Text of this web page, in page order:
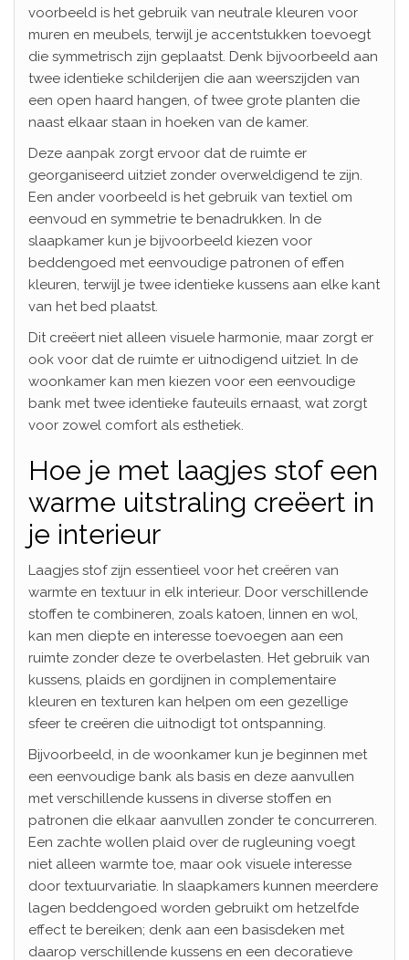
voorbeeld is het gebruik van neutrale kleuren voor
muren en meubels, terwijl je accentstukken toevoegt
die symmetrisch zijn geplaatst. Denk bijvoorbeeld aan
twee identieke schilderijen die aan weerszijden van
een open haard hangen, of twee grote planten die
naast elkaar staan in hoeken van de kamer.
Deze aanpak zorgt ervoor dat de ruimte er
georganiseerd uitziet zonder overweldigend te zijn.
Een ander voorbeeld is het gebruik van textiel om
eenvoud en symmetrie te benadrukken. In de
slaapkamer kun je bijvoorbeeld kiezen voor
beddengoed met eenvoudige patronen of effen
kleuren, terwijl je twee identieke kussens aan elke kant
van het bed plaatst.
Dit creëert niet alleen visuele harmonie, maar zorgt er
ook voor dat de ruimte er uitnodigend uitziet. In de
woonkamer kan men kiezen voor een eenvoudige
bank met twee identieke fauteuils ernaast, wat zorgt
voor zowel comfort als esthetiek.
Hoe je met laagjes stof een
warme uitstraling creëert in
je interieur
Laagjes stof zijn essentieel voor het creëren van
warmte en textuur in elk interieur. Door verschillende
stoffen te combineren, zoals katoen, linnen en wol,
kan men diepte en interesse toevoegen aan een
ruimte zonder deze te overbelasten. Het gebruik van
kussens, plaids en gordijnen in complementaire
kleuren en texturen kan helpen om een gezellige
sfeer te creëren die uitnodigt tot ontspanning.
Bijvoorbeeld, in de woonkamer kun je beginnen met
een eenvoudige bank als basis en deze aanvullen
met verschillende kussens in diverse stoffen en
patronen die elkaar aanvullen zonder te concurreren.
Een zachte wollen plaid over de rugleuning voegt
niet alleen warmte toe, maar ook visuele interesse
door textuurvariatie. In slaapkamers kunnen meerdere
lagen beddengoed worden gebruikt om hetzelfde
effect te bereiken; denk aan een basisdeken met
daarop verschillende kussens en een decoratieve